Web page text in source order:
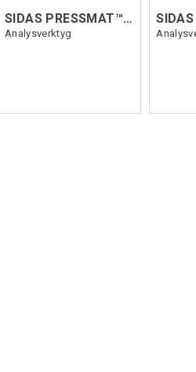
SIDAS PRESSMAT™ XL
Analysverktyg